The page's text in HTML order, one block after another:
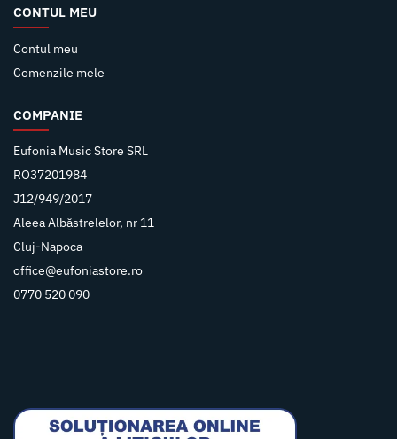
CONTUL MEU
Contul meu
Comenzile mele
COMPANIE
Eufonia Music Store SRL
RO37201984
J12/949/2017
Aleea Albăstrelelor, nr 11
Cluj-Napoca
office@eufoniastore.ro
0770 520 090